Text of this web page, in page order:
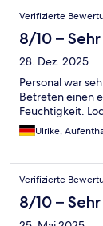
Verifizierte
8/10 –
28. Dez. 2025
Personal war
Betreten einen
Feuchtigkeit.
Ulrike,
Verifizierte
8/10 –